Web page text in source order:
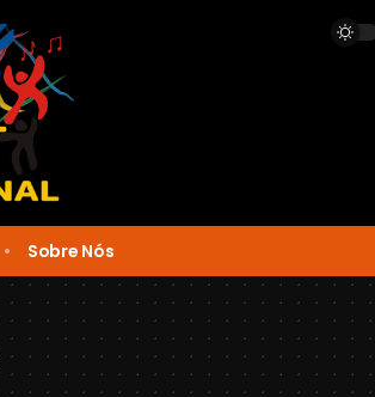
Sobre Nós